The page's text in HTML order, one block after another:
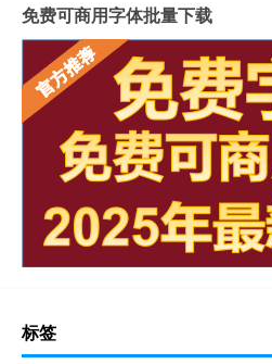
免费可商用字体批量下载
标签